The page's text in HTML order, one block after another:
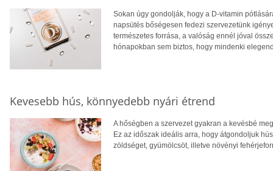
Sokan úgy gondolják, hogy a D-vitamin
napsütés bőségesen fedezi szervezetünk
természetes forrása, a valóság ennél jóval
hónapokban sem biztos, hogy mindenki
Kevesebb hús, könnyedebb nyári étrend
A hőségben a szervezet gyakran a kevésbé
Ez az időszak ideális arra, hogy átgondoljuk
zöldséget, gyümölcsöt, illetve növényi